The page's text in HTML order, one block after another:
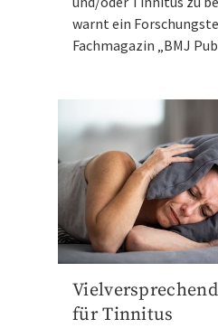
warnt ein
Fachmagazin „BMJ
für Tinnitus